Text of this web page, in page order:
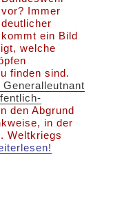
vor? Immer
deutlicher
kommt ein Bild
welche
finden sind.
den Abgrund
in der
Weltkriegs